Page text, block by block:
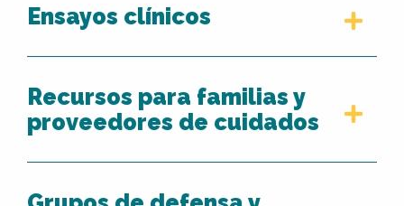
Ensayos clínicos
Recursos para familias y
proveedores de cuidados